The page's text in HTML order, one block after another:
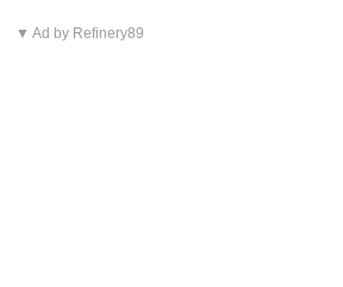
▼ Ad by Refinery89